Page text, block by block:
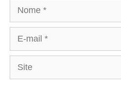
Nome
mail
Site